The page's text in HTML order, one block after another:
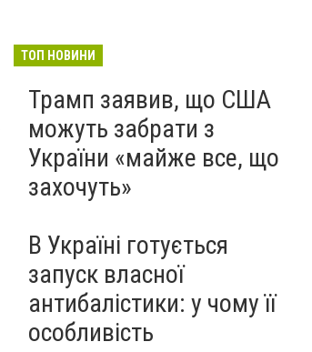
ТОП НОВИНИ
Трамп заявив, що США
можуть забрати з
України «майже все, що
захочуть»
В Україні готується
запуск власної
антибалістики: у чому її
особливість